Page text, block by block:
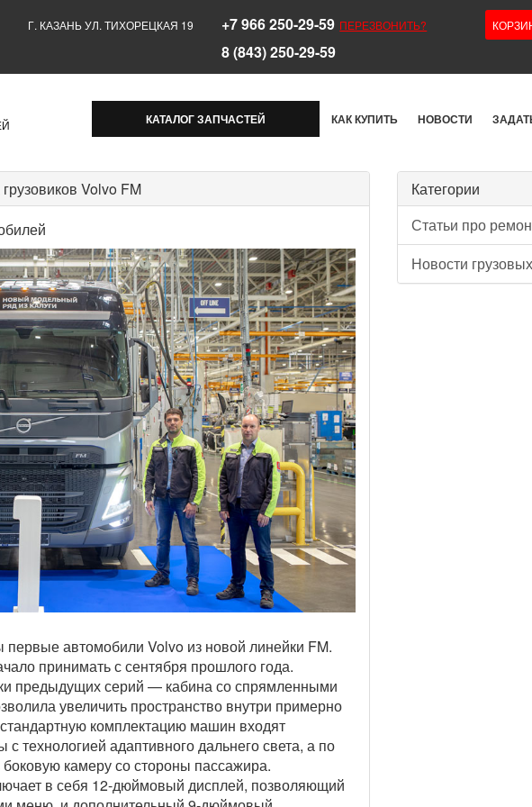
Г. КАЗАНЬ УЛ. ТИХОРЕЦКАЯ 19
+7 966 250-29-59
8 (843) 250-29-59
ПЕРЕЗВОНИТЬ?
КАТАЛОГ ЗАПЧАСТЕЙ КАК КУПИТЬ НОВОСТИ
Volvo FM
автомобили Volvo из новой линейки FM.
принимать с сентября прошлого года.
предыдущих серий — кабина со спрямленными
увеличить пространство внутри примерно
комплектацию машин входят
адаптивного дальнего света, а по
камеру со стороны пассажира.
в себя 12-дюймовый дисплей, позволяющий
Категории
Статьи про
Новости